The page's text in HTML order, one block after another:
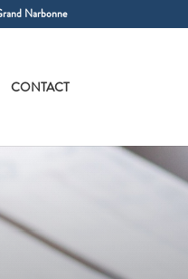
Narbonne
CONTACT